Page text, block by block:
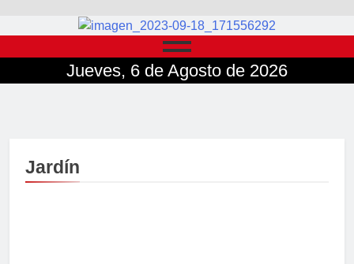
Jueves, 6 de Agosto de 2026
Jardín